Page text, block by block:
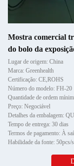
Mostra comercial
do bolo da
Lugar de origem: China
Marca: Greenhealth
Certificação: CE,ROHS
Número do modelo: FH-20
Quantidade de ordem
Preço: Negociável
Detalhes da embalagem:
Tempo de entrega: 30 dias
Termos de pagamento: À
Habilidade da fonte: 50pcs/